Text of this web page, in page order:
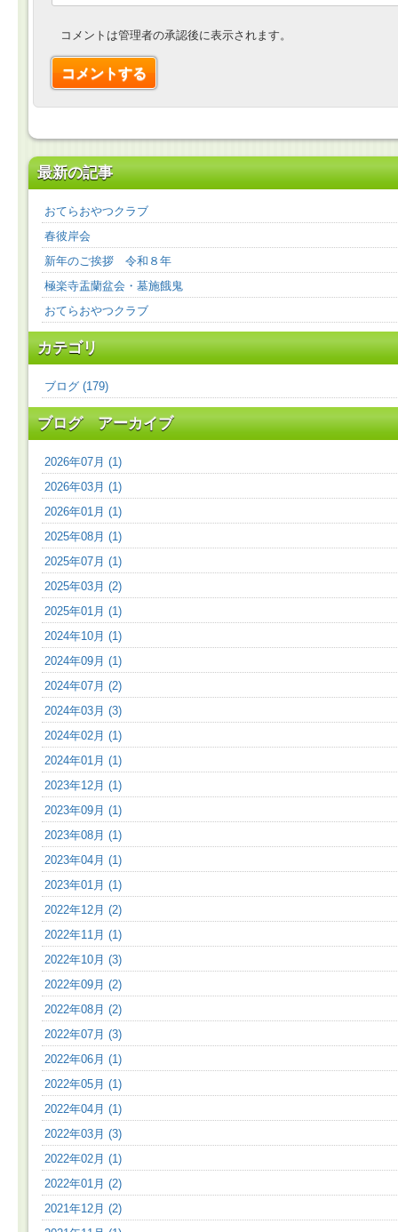
コメントは管理者の承認後に表示されます。
最新の記事
おてらおやつクラブ
春彼岸会
新年のご挨拶 令和８年
極楽寺盂蘭盆会・墓施餓鬼
おてらおやつクラブ
カテゴリ
ブログ (179)
ブログ アーカイブ
2026年07月 (1)
2026年03月 (1)
2026年01月 (1)
2025年08月 (1)
2025年07月 (1)
2025年03月 (2)
2025年01月 (1)
2024年10月 (1)
2024年09月 (1)
2024年07月 (2)
2024年03月 (3)
2024年02月 (1)
2024年01月 (1)
2023年12月 (1)
2023年09月 (1)
2023年08月 (1)
2023年04月 (1)
2023年01月 (1)
2022年12月 (2)
2022年11月 (1)
2022年10月 (3)
2022年09月 (2)
2022年08月 (2)
2022年07月 (3)
2022年06月 (1)
2022年05月 (1)
2022年04月 (1)
2022年03月 (3)
2022年02月 (1)
2022年01月 (2)
2021年12月 (2)